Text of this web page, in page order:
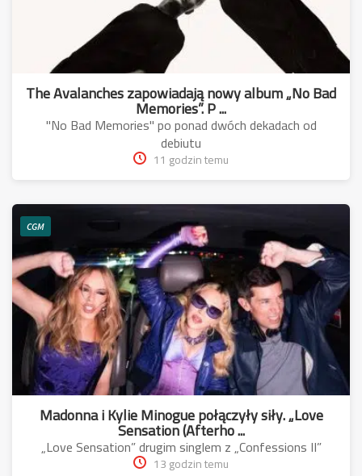
The Avalanches zapowiadają nowy album „No Bad
Memories”. P ...
"No Bad Memories" po ponad dwóch dekadach od
debiutu
11 godzin temu
CGM
Madonna i Kylie Minogue połączyły siły. „Love
Sensation (Afterho ...
„Love Sensation” drugim singlem z „Confessions II”
13 godzin temu